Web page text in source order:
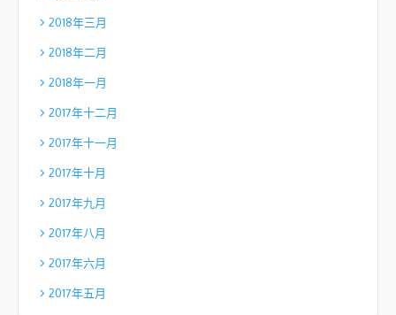
2018年三月
2018年二月
2018年一月
2017年十二月
2017年十一月
2017年十月
2017年九月
2017年八月
2017年六月
2017年五月